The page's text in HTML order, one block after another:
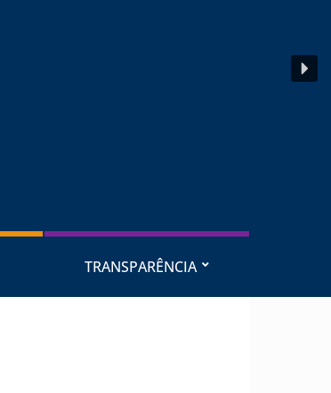
TRANSPARÊNCIA